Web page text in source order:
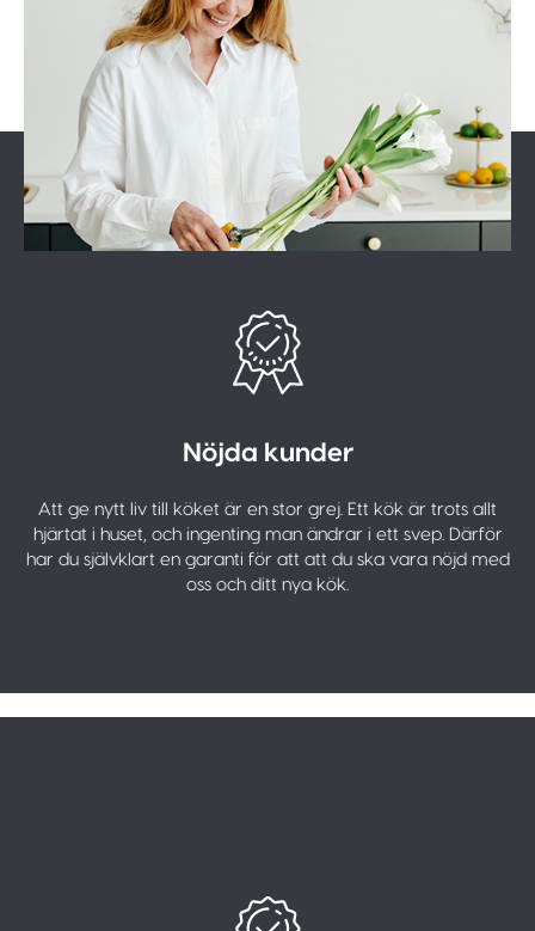
Nöjda kunder
Att ge nytt liv till köket är en stor grej. Ett kök är trots allt
hjärtat i huset, och ingenting man ändrar i ett svep. Därför
har du självklart en garanti för att att du ska vara nöjd med
oss och ditt nya kök.